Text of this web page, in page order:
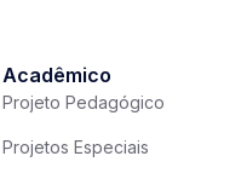
Acadêmico
Projeto Pedagógico
Projetos Especiais